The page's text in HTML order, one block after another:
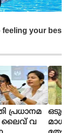
പ്രധാനമ
ലൈവ് വ